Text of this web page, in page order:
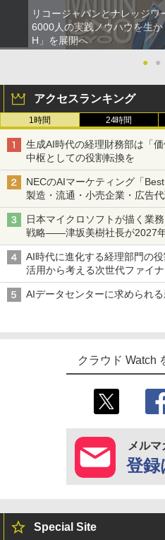
リコージャパンとナレッジ
6000人の実践ノウハウを生
H」を展開へ
●
●
アクセスランキング
1時間 24時間
生成AI時代の経理財務部は「
中枢としての役割転換を
NECのAIマーケティング「
製造・流通・小売企業・広告
日本マイクロソフトが描く業
戦略――津坂美樹社長が2027
AI時代に進化する経理部門の
活用から考える次世代ファイ
AIデータセンターに求められ
クラウド Watch
メルマ
登録
Special Site